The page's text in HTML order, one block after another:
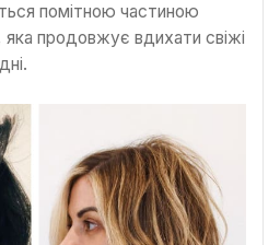
помітною частиною
продовжує вдихати свіжі